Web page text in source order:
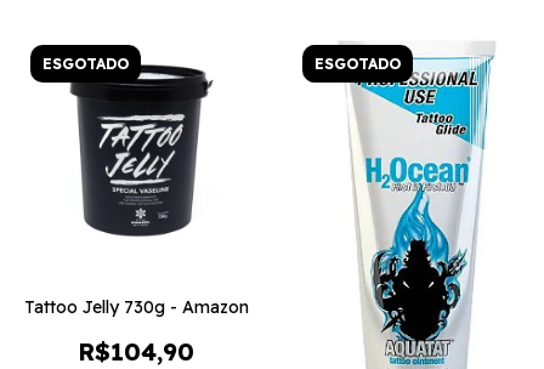
ESGOTADO
Tattoo Jelly 730g - Amazon
R$104,90
ESGOTADO